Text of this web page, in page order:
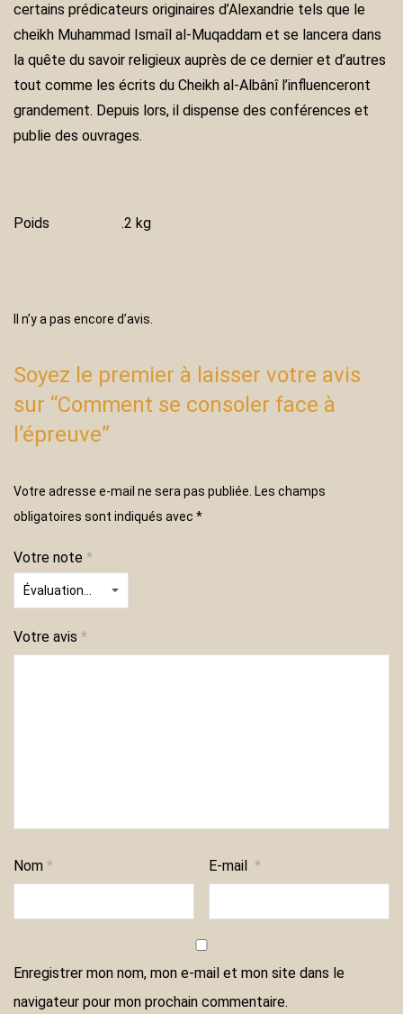
certains prédicateurs originaires d’Alexandrie tels que le
cheikh Muhammad Ismaîl al-Muqaddam et se lancera dans
la quête du savoir religieux auprès de ce dernier et d’autres
tout comme les écrits du Cheikh al-Albânî l’influenceront
grandement. Depuis lors, il dispense des conférences et
publie des ouvrages.
Poids .2 kg
Il n’y a pas encore d’avis.
Soyez le premier à laisser votre avis
sur “Comment se consoler face à
l’épreuve”
Votre adresse e-mail ne sera pas publiée. Les champs
obligatoires sont indiqués avec *
Votre note *
Votre avis *
Nom * E-mail*
Enregistrer mon nom, mon e-mail et mon site dans le
navigateur pour mon prochain commentaire.